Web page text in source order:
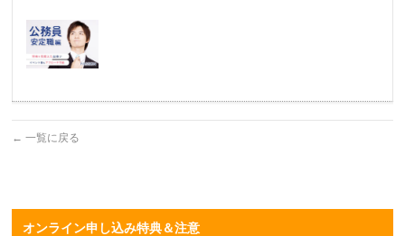
← 一覧に戻る
オンライン申し込み特典＆注意